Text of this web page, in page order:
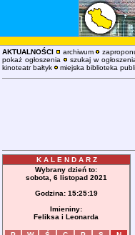
AKTUALNOŚCI
archiwum
pokaż ogłoszenia
szukaj w
kinoteatr bałtyk
miejska biblioteka
K A L E N D A R Z
Wybrany dzień to:
sobota, 6 listopad 2021
Godzina: 15:25:19
Imieniny:
Feliksa i Leonarda